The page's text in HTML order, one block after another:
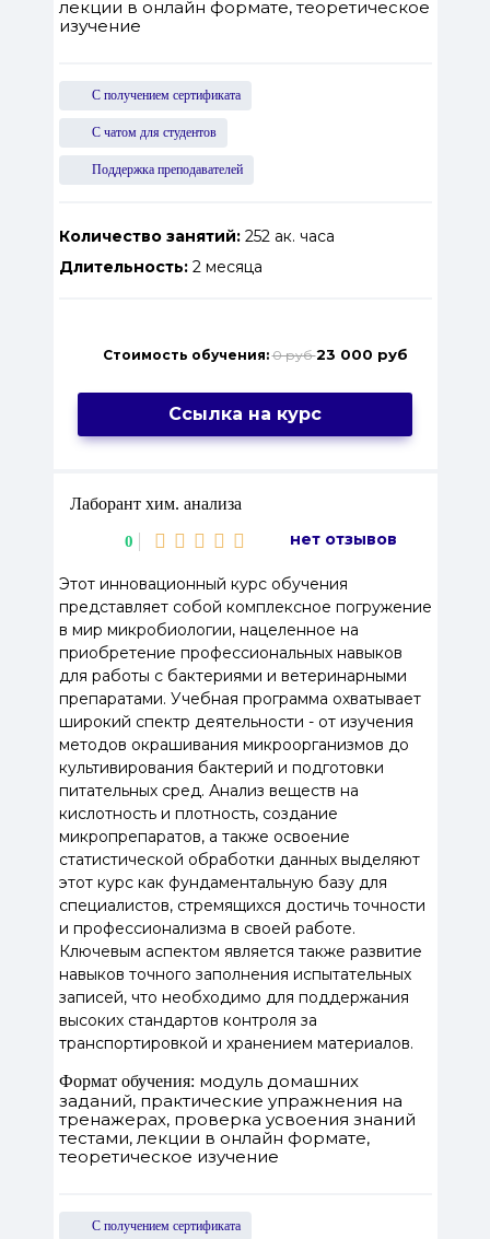
лекции в онлайн формате, теоретическое
изучение
С получением сертификата
С чатом для студентов
Поддержка преподавателей
Количество занятий:252 ак. часа
Длительность:2 месяца
Стоимость обучения: 0 руб23 000 руб
Ссылка на курс
Лаборант хим. анализа
0 нет отзывов
Этот инновационный курс обучения
представляет собой комплексное погружение
в мир микробиологии, нацеленное на
приобретение профессиональных навыков
для работы с бактериями и ветеринарными
препаратами. Учебная программа охватывает
широкий спектр деятельности - от изучения
методов окрашивания микроорганизмов до
культивирования бактерий и подготовки
питательных сред. Анализ веществ на
кислотность и плотность, создание
микропрепаратов, а также освоение
статистической обработки данных выделяют
этот курс как фундаментальную базу для
специалистов, стремящихся достичь точности
и профессионализма в своей работе.
Ключевым аспектом является также развитие
навыков точного заполнения испытательных
записей, что необходимо для поддержания
высоких стандартов контроля за
транспортировкой и хранением материалов.
Формат обучения: модуль домашних
заданий, практические упражнения на
тренажерах, проверка усвоения знаний
тестами, лекции в онлайн формате,
теоретическое изучение
С получением сертификата